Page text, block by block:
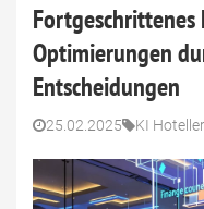
Optimierungen
Entscheidungen
25.02.2025 KI